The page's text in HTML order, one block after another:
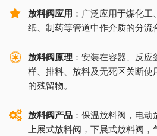
放料阀应用 ：广泛应用于煤化
纸、制药等管道中作介质的分流
放料阀原理 ：安装在容器、反
样、排料、放料及无死区关断
的残留物。
放料阀产品 ：保温放料阀，电动
上展式放料阀，下展式放料阀